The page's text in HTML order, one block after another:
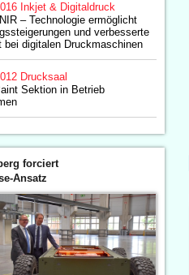
Inkjet & Digitaldruck
– Technologie ermöglicht
und verbesserte
bei digitalen Druckmaschinen
Drucksaal
Sektion in Betrieb
forciert
Ansatz